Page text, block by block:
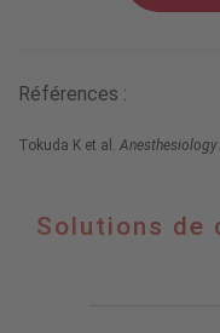
Références :
Tokuda K et al. Anesthesiology
Solutions de